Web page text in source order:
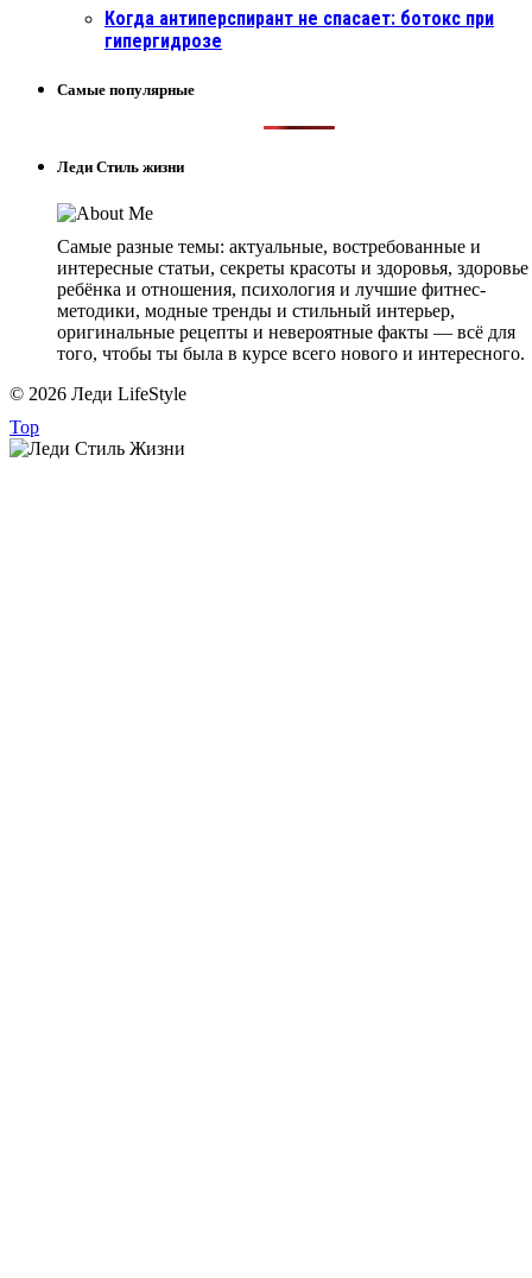
Когда антиперспирант не спасает: ботокс при
гипергидрозе
Самые популярные
Леди Стиль жизни
Самые разные темы: актуальные, востребованные и
интересные статьи, секреты красоты и здоровья, здоровье
ребёнка и отношения, психология и лучшие фитнес-
методики, модные тренды и стильный интерьер,
оригинальные рецепты и невероятные факты — всё для
того, чтобы ты была в курсе всего нового и интересного.
© 2026 Леди LifeStyle
Top